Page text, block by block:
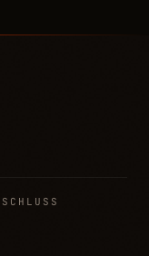
SCHLUSS